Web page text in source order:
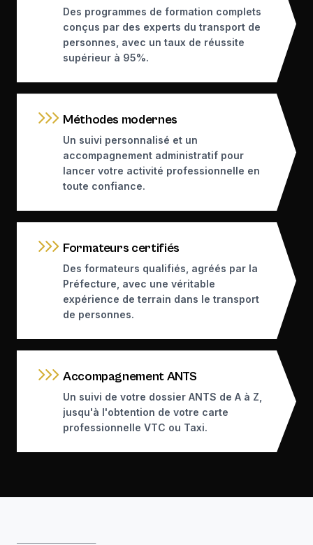
Des programmes de formation complets
conçus par des experts du transport de
personnes, avec un taux de réussite
supérieur à 95%.
Méthodes modernes
Un suivi personnalisé et un
accompagnement administratif pour
lancer votre activité professionnelle en
toute confiance.
Formateurs certifiés
Des formateurs qualifiés, agréés par la
Préfecture, avec une véritable
expérience de terrain dans le transport
de personnes.
Accompagnement ANTS
Un suivi de votre dossier ANTS de A à Z,
jusqu'à l'obtention de votre carte
professionnelle VTC ou Taxi.